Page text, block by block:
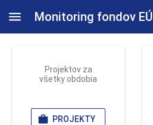
Monitoring fondov EÚ
Projektov za
všetky obdobia
PROJEKTY